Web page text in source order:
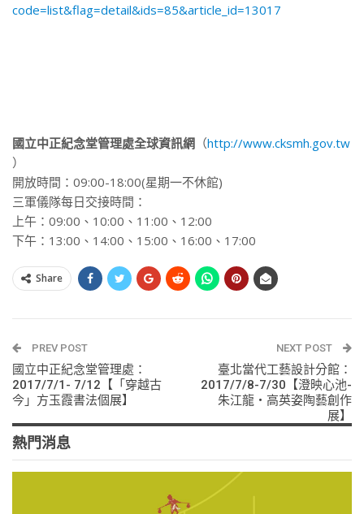
code=list&flag=detail&ids=85&article_id=13017
國立中正紀念堂管理處全球資訊網 （http://www.cksmh.gov.tw
）
開放時間：09:00-18:00(星期一不休館)
三軍儀隊每日交接時間：
上午：09:00、10:00、11:00、12:00
下午：13:00、14:00、15:00、16:00、17:00
Share
PREV POST
國立中正紀念堂管理處：
2017/7/1- 7/12【「穿越古
今」方玉霞書法個展】
NEXT POST
臺北當代工藝設計分館：
2017/7/8-7/30【澄映心池-
朱江龍‧高英姿陶藝創作
展】
熱門消息